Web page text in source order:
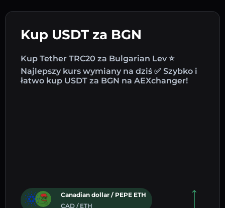
Kup USDT za BGN
Kup Tether TRC20 za Bulgarian Lev ⭐
Najlepszy kurs wymiany na dziś ✅ Szybko i
łatwo kup USDT za BGN na AEXchanger!
Canadian dollar / PEPE ETH
CAD / ETH